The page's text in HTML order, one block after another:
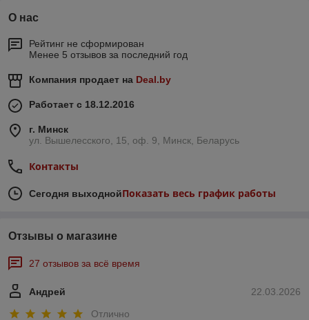
О нас
Рейтинг не сформирован
Менее 5 отзывов за последний год
Компания продает на Deal.by
Работает с 18.12.2016
г. Минск
ул. Вышелесского, 15, оф. 9, Минск, Беларусь
Контакты
Сегодня выходнойПоказать весь график работы
Отзывы о магазине
27 отзывов за всё время
22.03.2026
Андрей
Отлично